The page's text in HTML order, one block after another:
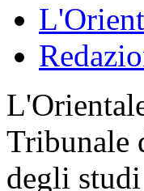
Tribunale
degli